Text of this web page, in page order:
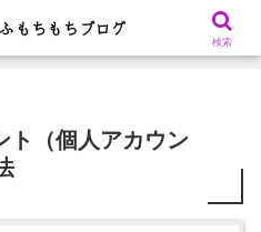
ゲーム攻略を記載します
（個人アカウン
検索